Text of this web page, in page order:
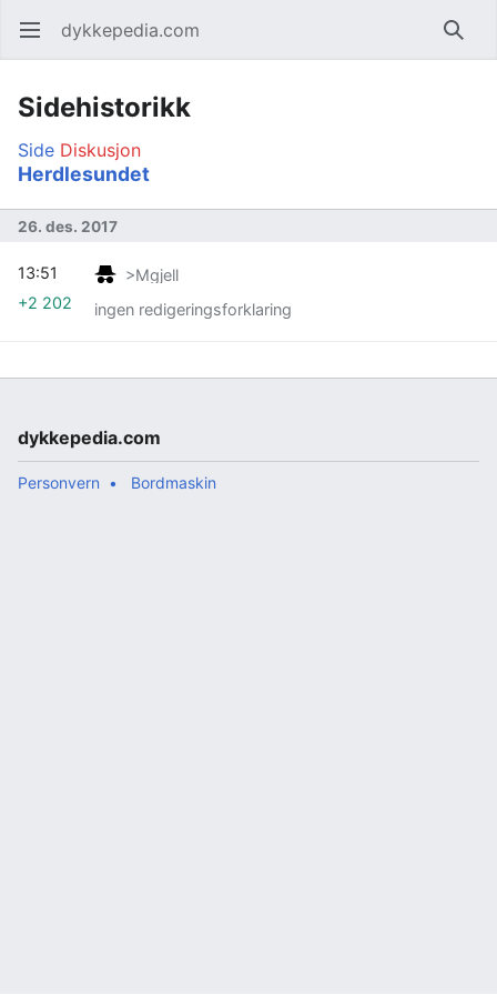
Åpne hovedmenyen dykkepedia.com Søk
Sidehistorikk
Side Diskusjon
Herdlesundet
26. des. 2017
>Mgjell
ingen redigeringsforklaring
13:51
+2 202
dykkepedia.com
Personvern Bordmaskin